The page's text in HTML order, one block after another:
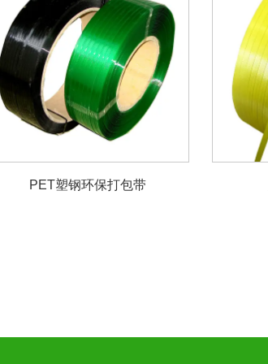
PET塑钢环保打包带